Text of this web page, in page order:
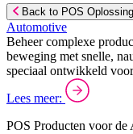
Back to POS
Automotive
Beheer complexe
beweging met snelle,
speciaal ontwikkeld
Lees meer:
POS Producten voor de